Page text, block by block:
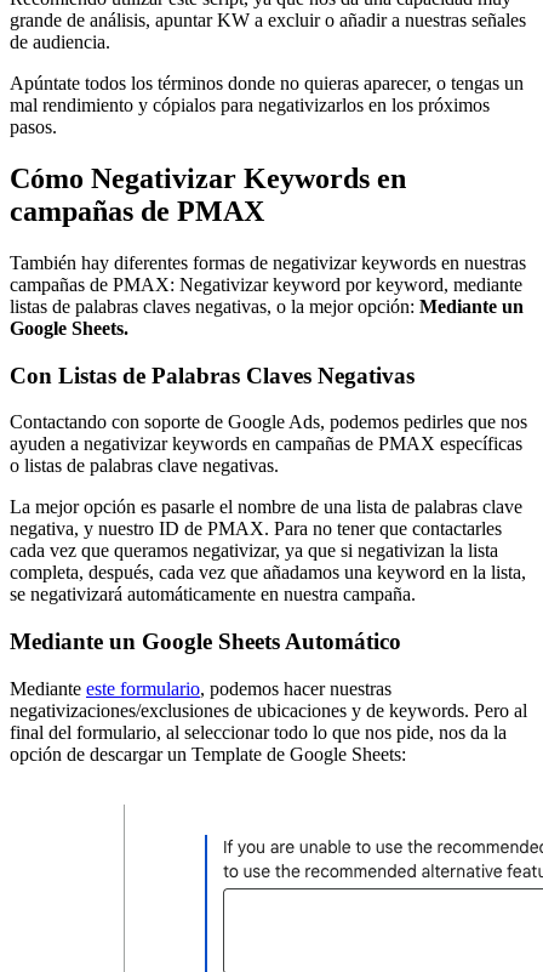
grande de análisis, apuntar KW a excluir o añadir a nuestras señales
de audiencia.
Apúntate todos los términos donde no quieras aparecer, o tengas un
mal rendimiento y cópialos para negativizarlos en los próximos
pasos.
Cómo Negativizar Keywords en
campañas de PMAX
También hay diferentes formas de negativizar keywords en nuestras
campañas de PMAX: Negativizar keyword por keyword, mediante
listas de palabras claves negativas, o la mejor opción: Mediante un
Google Sheets.
Con Listas de Palabras Claves Negativas
Contactando con soporte de Google Ads, podemos pedirles que nos
ayuden a negativizar keywords en campañas de PMAX específicas
o listas de palabras clave negativas.
La mejor opción es pasarle el nombre de una lista de palabras clave
negativa, y nuestro ID de PMAX. Para no tener que contactarles
cada vez que queramos negativizar, ya que si negativizan la lista
completa, después, cada vez que añadamos una keyword en la lista,
se negativizará automáticamente en nuestra campaña.
Mediante un Google Sheets Automático
Mediante este formulario, podemos hacer nuestras
negativizaciones/exclusiones de ubicaciones y de keywords. Pero al
final del formulario, al seleccionar todo lo que nos pide, nos da la
opción de descargar un Template de Google Sheets: